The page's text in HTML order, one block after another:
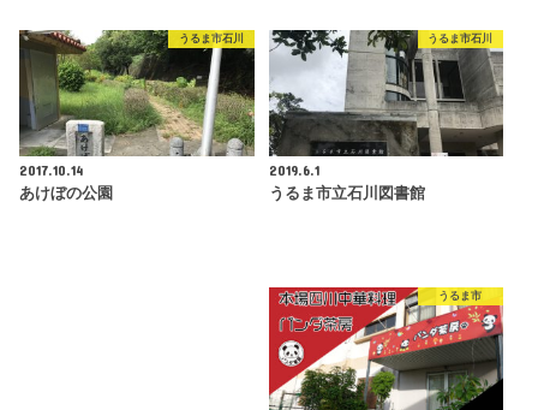
うるま市石川
2017.10.14
あけぼの公園
うるま市石川
2019.6.1
うるま市立石川図書館
うるま市